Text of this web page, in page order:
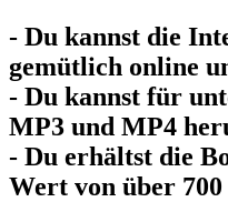
- Du kannst die
gemütlich online
- Du kannst für
MP3 und MP4
- Du erhältst die
Wert von über 700